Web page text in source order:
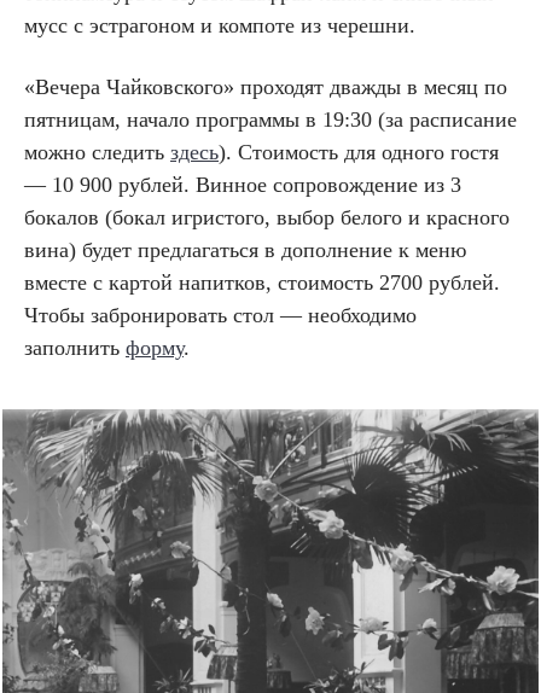
мусс с эстрагоном и компоте из черешни.
«Вечера Чайковского» проходят дважды в месяц по
пятницам, начало программы в 19:30 (за расписание
можно следить здесь). Стоимость для одного гостя
— 10 900 рублей. Винное сопровождение из 3
бокалов (бокал игристого, выбор белого и красного
вина) будет предлагаться в дополнение к меню
вместе с картой напитков, стоимость 2700 рублей.
Чтобы забронировать стол — необходимо
заполнить форму.